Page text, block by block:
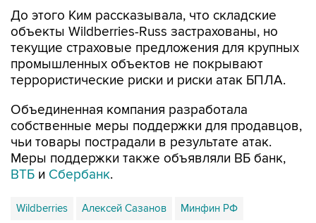
До этого Ким рассказывала, что складские
объекты Wildberries-Russ застрахованы, но
текущие страховые предложения для крупных
промышленных объектов не покрывают
террористические риски и риски атак БПЛА.
Объединенная компания разработала
собственные меры поддержки для продавцов,
чьи товары пострадали в результате атак.
Меры поддержки также объявляли ВБ банк,
ВТБ и Сбербанк.
Wildberries Алексей Сазанов Минфин РФ